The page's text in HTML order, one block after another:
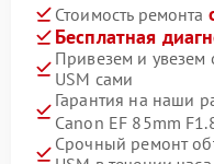
Стоимость ремонта
Бесплатная
Привезем и увезем
USM сами
Гарантия на наши
Canon EF 85mm
Срочный ремонт